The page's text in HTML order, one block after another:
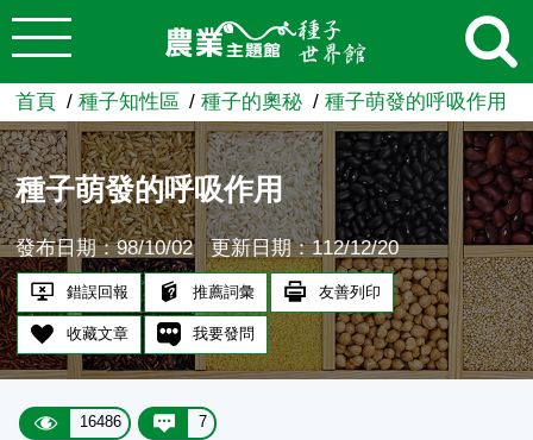
跳到主要內容
農業知識入口網
首頁 種子知性區 種子的奧秘 種子萌發的呼吸作用
種子萌發的呼吸作用
發布日期：98/10/02 更新日期：112/12/20
錯誤回報 推薦詞彙 友善列印
收藏文章 我要發問
16486 7